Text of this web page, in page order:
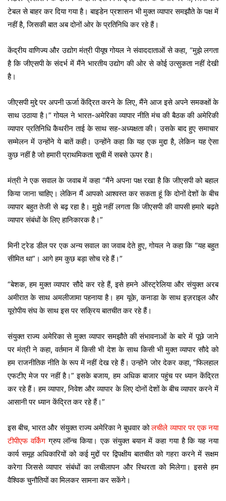
टेबल से बाहर कर दिया गया है। बाइडेन प्रशासन भी मुक्त व्यापार समझौते के पक्ष में
नहीं है, जिसकी बात अब दोनों ओर के प्रतिनिधि कर रहे हैं।
केंद्रीय वाणिज्य और उद्योग मंत्री पीयूष गोयल ने संवाददाताओं से कहा, “मुझे लगता
है कि जीएसपी के संदर्भ में मैंने भारतीय उद्योग की ओर से कोई उत्सुकता नहीं देखी
है।
जीएसपी मुद्दे पर अपनी ऊर्जा केंद्रित करने के लिए, मैंने आज इसे अपने समकक्षों के
साथ उठाया है।” गोयल ने भारत-अमेरिका व्यापार नीति मंच की बैठक की अमेरिकी
व्यापार प्रतिनिधि कैथरीन ताई के साथ सह-अध्यक्षता की। उसके बाद हुए समाचार
सम्मेलन में उन्होंने ये बातें कही। उन्होंने कहा कि यह एक मुद्दा है, लेकिन यह ऐसा
कुछ नहीं है जो हमारी प्राथमिकता सूची में सबसे ऊपर है।
मंत्री ने एक सवाल के जवाब में कहा “मैंने अपना पक्ष रखा है कि जीएसपी को बहाल
किया जाना चाहिए। लेकिन मैं आपको आश्वस्त कर सकता हूं कि दोनों देशों के बीच
व्यापार बहुत तेजी से बढ़ रहा है। मुझे नहीं लगता कि जीएसपी की वापसी हमारे बढ़ते
व्यापार संबंधों के लिए हानिकारक है।”
मिनी ट्रेड डील पर एक अन्य सवाल का जवाब देते हुए, गोयल ने कहा कि “यह बहुत
सीमित था”। आगे हम कुछ बड़ा सोच रहे हैं।”
“बेशक, हम मुक्त व्यापार सौदे कर रहे हैं, इसे हमने ऑस्ट्रेलिया और संयुक्त अरब
अमीरात के साथ अमलीजामा पहनाया है। हम यूके, कनाडा के साथ इज़राइल और
यूरोपीय संघ के साथ इस पर सक्रिय बातचीत कर रहे हैं।
संयुक्त राज्य अमेरिका से मुक्त व्यापार समझौते की संभावनाओं के बारे में पूछे जाने
पर मंत्री ने कहा, वर्तमान में किसी भी देश के साथ किसी भी मुक्त व्यापार सौदे को
हम राजनीतिक नीति के रूप में नहीं देख रहे हैं। उन्होंने जोर देकर कहा, “फिलहाल
एफटीए मेज पर नहीं है।” इसके बजाय, हम अधिक बाजार पहुंच पर ध्यान केंद्रित
कर रहे हैं। हम व्यापार, निवेश और व्यापार के लिए दोनों देशों के बीच व्यापार करने में
आसानी पर ध्यान केंद्रित कर रहे हैं।”
इस बीच, भारत और संयुक्त राज्य अमेरिका ने बुधवार कोलचीले व्यापार पर एक नया
टीपीएफ वर्किंगग्रुप लॉन्च किया। एक संयुक्त बयान में कहा गया है कि यह नया
कार्य समूह अधिकारियों को कई मुद्दों पर द्विपक्षीय बातचीत को गहरा करने में सक्षम
करेगा जिससे व्यापार संबंधों का लचीलापन और स्थिरता को मिलेगा। इससे हम
वैश्विक चुनौतियों का मिलकर सामना कर सकेंगे।